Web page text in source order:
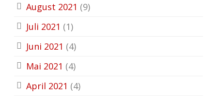
August 2021 (9)
Juli 2021 (1)
Juni 2021 (4)
Mai 2021 (4)
April 2021 (4)